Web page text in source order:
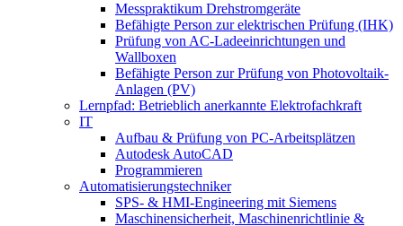
Messpraktikum Drehstromgeräte
Befähigte Person zur elektrischen Prüfung (IHK)
Prüfung von AC-Ladeeinrichtungen und
Wallboxen
Befähigte Person zur Prüfung von Photovoltaik-
Anlagen (PV)
Lernpfad: Betrieblich anerkannte Elektrofachkraft
IT
Aufbau & Prüfung von PC-Arbeitsplätzen
Autodesk AutoCAD
Programmieren
Automatisierungstechniker
SPS‑ & HMI‑Engineering mit Siemens
Maschinensicherheit, Maschinenrichtlinie &